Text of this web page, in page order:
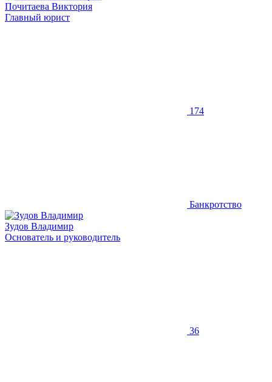
Почитаева Виктория
Главный юрист
174
Банкротство
Зудов Владимир
Основатель и руководитель
36